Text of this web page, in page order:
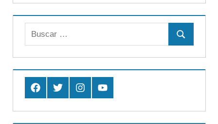
Buscar
FacebookTwitter InstagramYoutube